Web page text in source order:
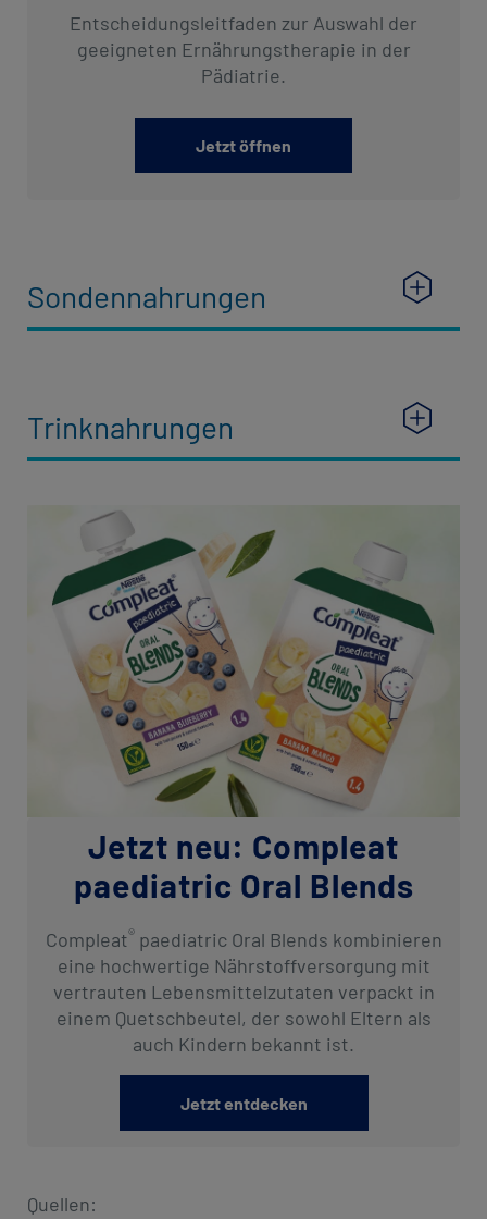
Entscheidungsleitfaden zur Auswahl der
geeigneten Ernährungstherapie in der
Pädiatrie.
Jetzt öffnen
Sondennahrungen
Trinknahrungen
Jetzt neu: Compleat
paediatric Oral Blends
Compleat®paediatric Oral Blends kombinieren
eine hochwertige Nährstoffversorgung mit
vertrauten Lebensmittelzutaten verpackt in
einem Quetschbeutel, der sowohl Eltern als
auch Kindern bekannt ist.
Jetzt entdecken
Quellen: